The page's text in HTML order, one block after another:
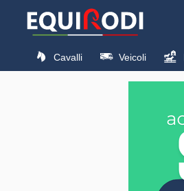
Cavalli Veicoli